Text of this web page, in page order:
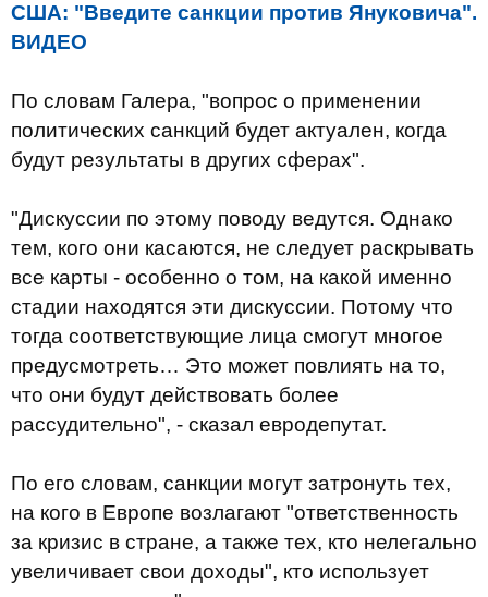
США: "Введите санкции против Януковича".
ВИДЕО
По словам Галера, "вопрос о применении
политических санкций будет актуален, когда
будут результаты в других сферах".
"Дискуссии по этому поводу ведутся. Однако
тем, кого они касаются, не следует раскрывать
все карты - особенно о том, на какой именно
стадии находятся эти дискуссии. Потому что
тогда соответствующие лица смогут многое
предусмотреть… Это может повлиять на то,
что они будут действовать более
рассудительно", - сказал евродепутат.
По его словам, санкции могут затронуть тех,
на кого в Европе возлагают "ответственность
за кризис в стране, а также тех, кто нелегально
увеличивает свои доходы", кто использует